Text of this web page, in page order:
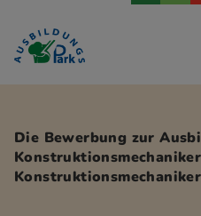
Zur Navigation springen
Zu den Hauptinhalten
Die Bewerbung zur